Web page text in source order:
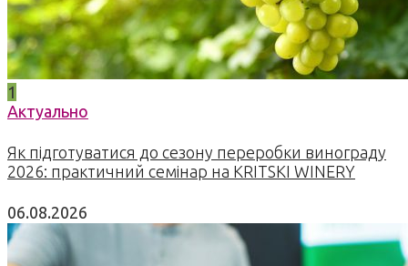
1
Актуально
Як підготуватися до сезону переробки винограду
2026: практичний семінар на KRITSKI WINERY
06.08.2026